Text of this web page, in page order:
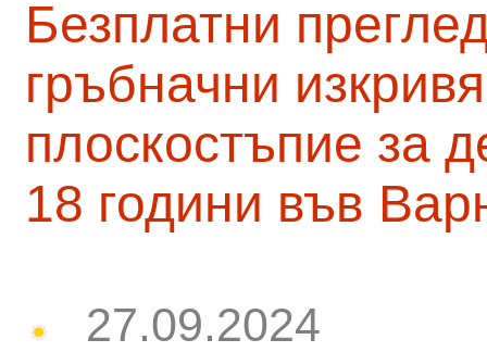
Безплатни
гръбначни
плоскостъпие за
18 години във
27.09.2024